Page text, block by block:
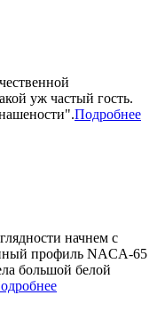
уж частый гость.
Подробнее
начнем с
профиль NACA-65
большой белой